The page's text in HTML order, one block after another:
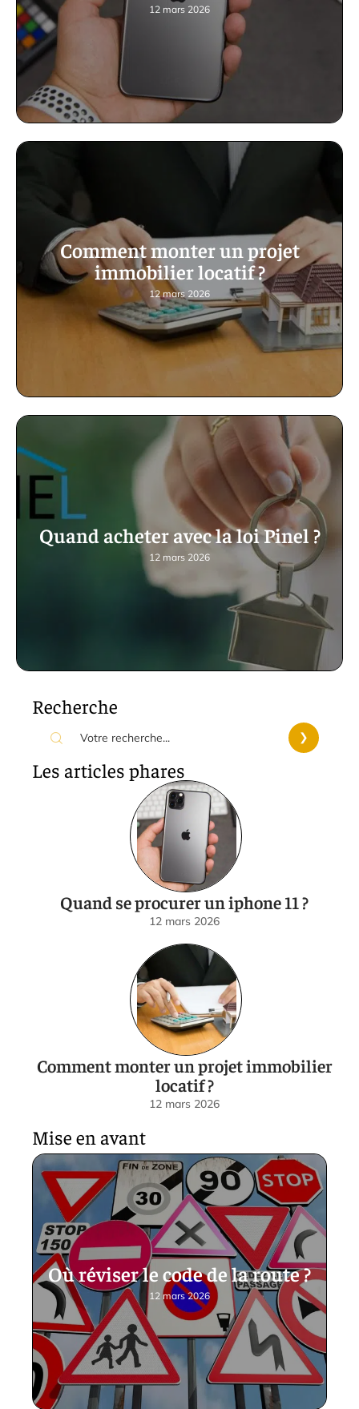
12 mars 2026
Comment monter un projet
immobilier locatif ?
12 mars 2026
Quand acheter avec la loi Pinel ?
12 mars 2026
Recherche
Les articles phares
Quand se procurer un iphone 11 ?
12 mars 2026
Comment monter un projet immobilier
locatif ?
12 mars 2026
Mise en avant
Où réviser le code de la route ?
12 mars 2026